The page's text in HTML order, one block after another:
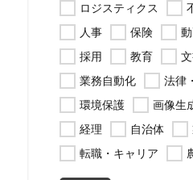
ロジスティクス
人事
保険
採用
教育
業務自動化
法律
環境保護
画像生
経理
自治体
転職・キャリア